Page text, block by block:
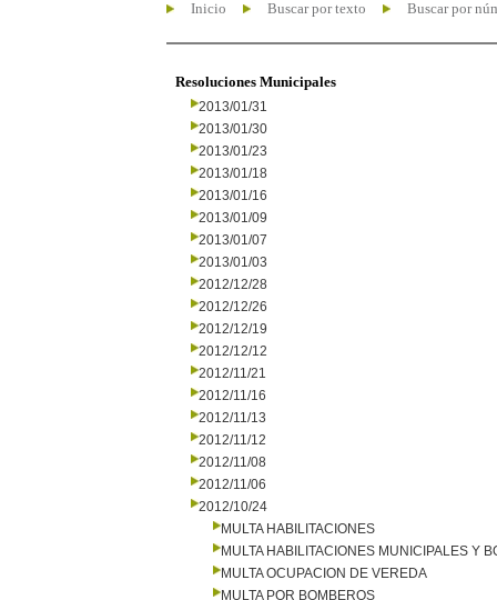
Inicio Buscar por texto Buscar por
Resoluciones Municipales
2013/01/31
2013/01/30
2013/01/23
2013/01/18
2013/01/16
2013/01/09
2013/01/07
2013/01/03
2012/12/28
2012/12/26
2012/12/19
2012/12/12
2012/11/21
2012/11/16
2012/11/13
2012/11/12
2012/11/08
2012/11/06
2012/10/24
MULTA HABILITACIONES
MULTA HABILITACIONES MUNICIPALES Y
MULTA OCUPACION DE VEREDA
MULTA POR BOMBEROS